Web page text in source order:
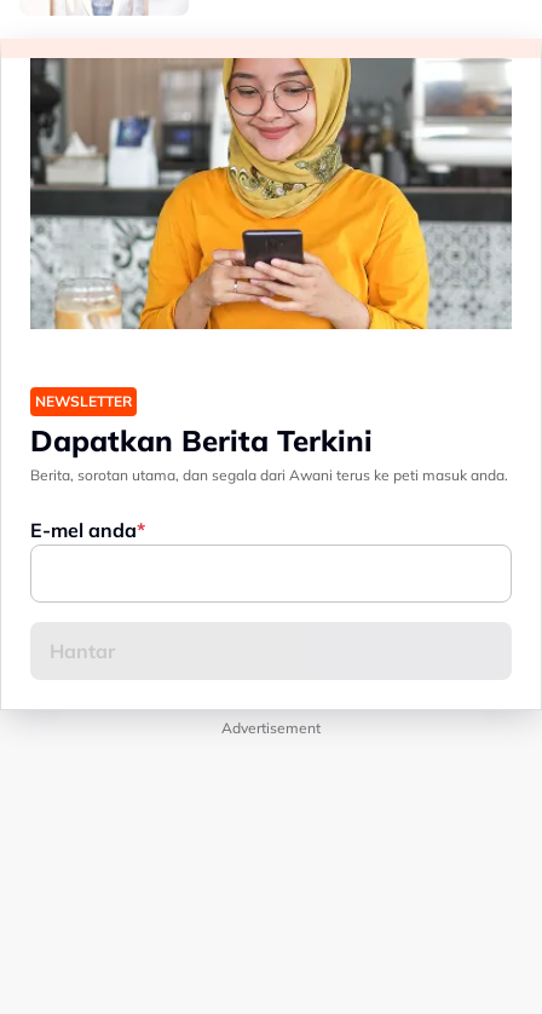
NEWSLETTER
Dapatkan Berita Terkini
Berita, sorotan utama, dan segala dari Awani terus ke peti masuk anda.
E-mel anda
Advertisement